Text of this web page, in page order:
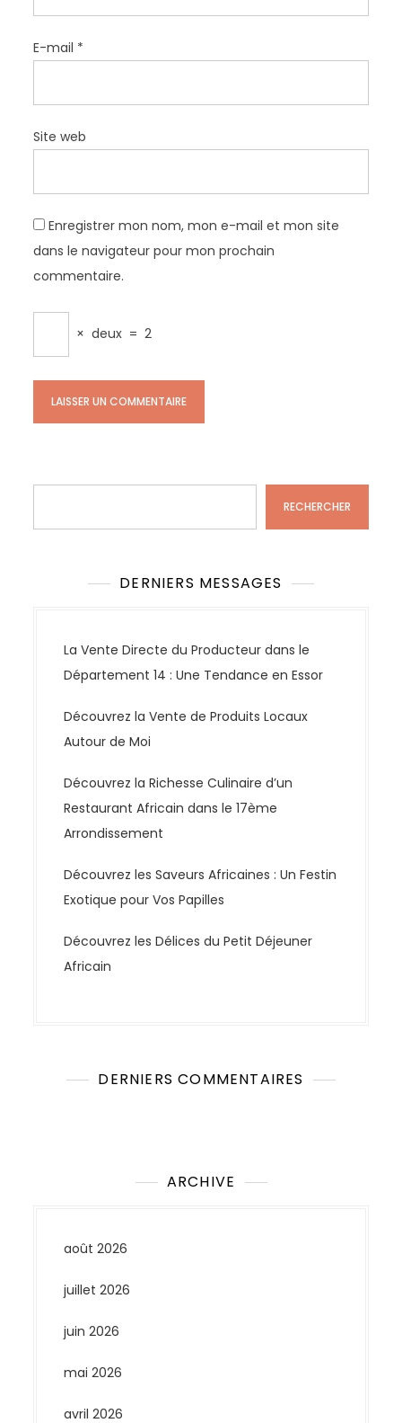
E-mail *
Site web
Enregistrer mon nom, mon e-mail et mon site
dans le navigateur pour mon prochain
commentaire.
× deux = 2
RECHERCHER
DERNIERS MESSAGES
La Vente Directe du Producteur dans le
Département 14 : Une Tendance en Essor
Découvrez la Vente de Produits Locaux
Autour de Moi
Découvrez la Richesse Culinaire d’un
Restaurant Africain dans le 17ème
Arrondissement
Découvrez les Saveurs Africaines : Un Festin
Exotique pour Vos Papilles
Découvrez les Délices du Petit Déjeuner
Africain
DERNIERS COMMENTAIRES
ARCHIVE
août 2026
juillet 2026
juin 2026
mai 2026
avril 2026